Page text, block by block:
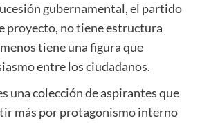
gubernamental, el partido
proyecto, no tiene estructura
tiene una figura que
entre los ciudadanos.
una colección de aspirantes que
más por protagonismo interno